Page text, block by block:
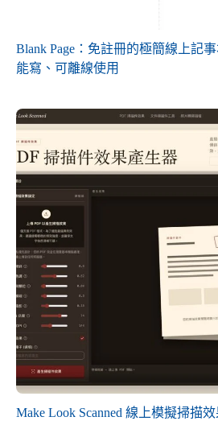
Blank Page：免註冊的極簡線上記
能寫、可離線使用
Make Look Scanned 線上模擬掃描